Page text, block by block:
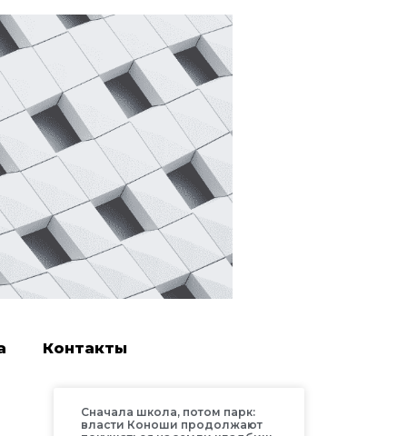
Контакты
Сначала школа, потом парк:
власти Коноши продолжают